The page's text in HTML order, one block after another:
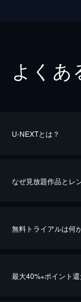
よくあ
U-NEXTとは？
なぜ見放題作品とレ
無料トライアルは何
最大40%※ポイント